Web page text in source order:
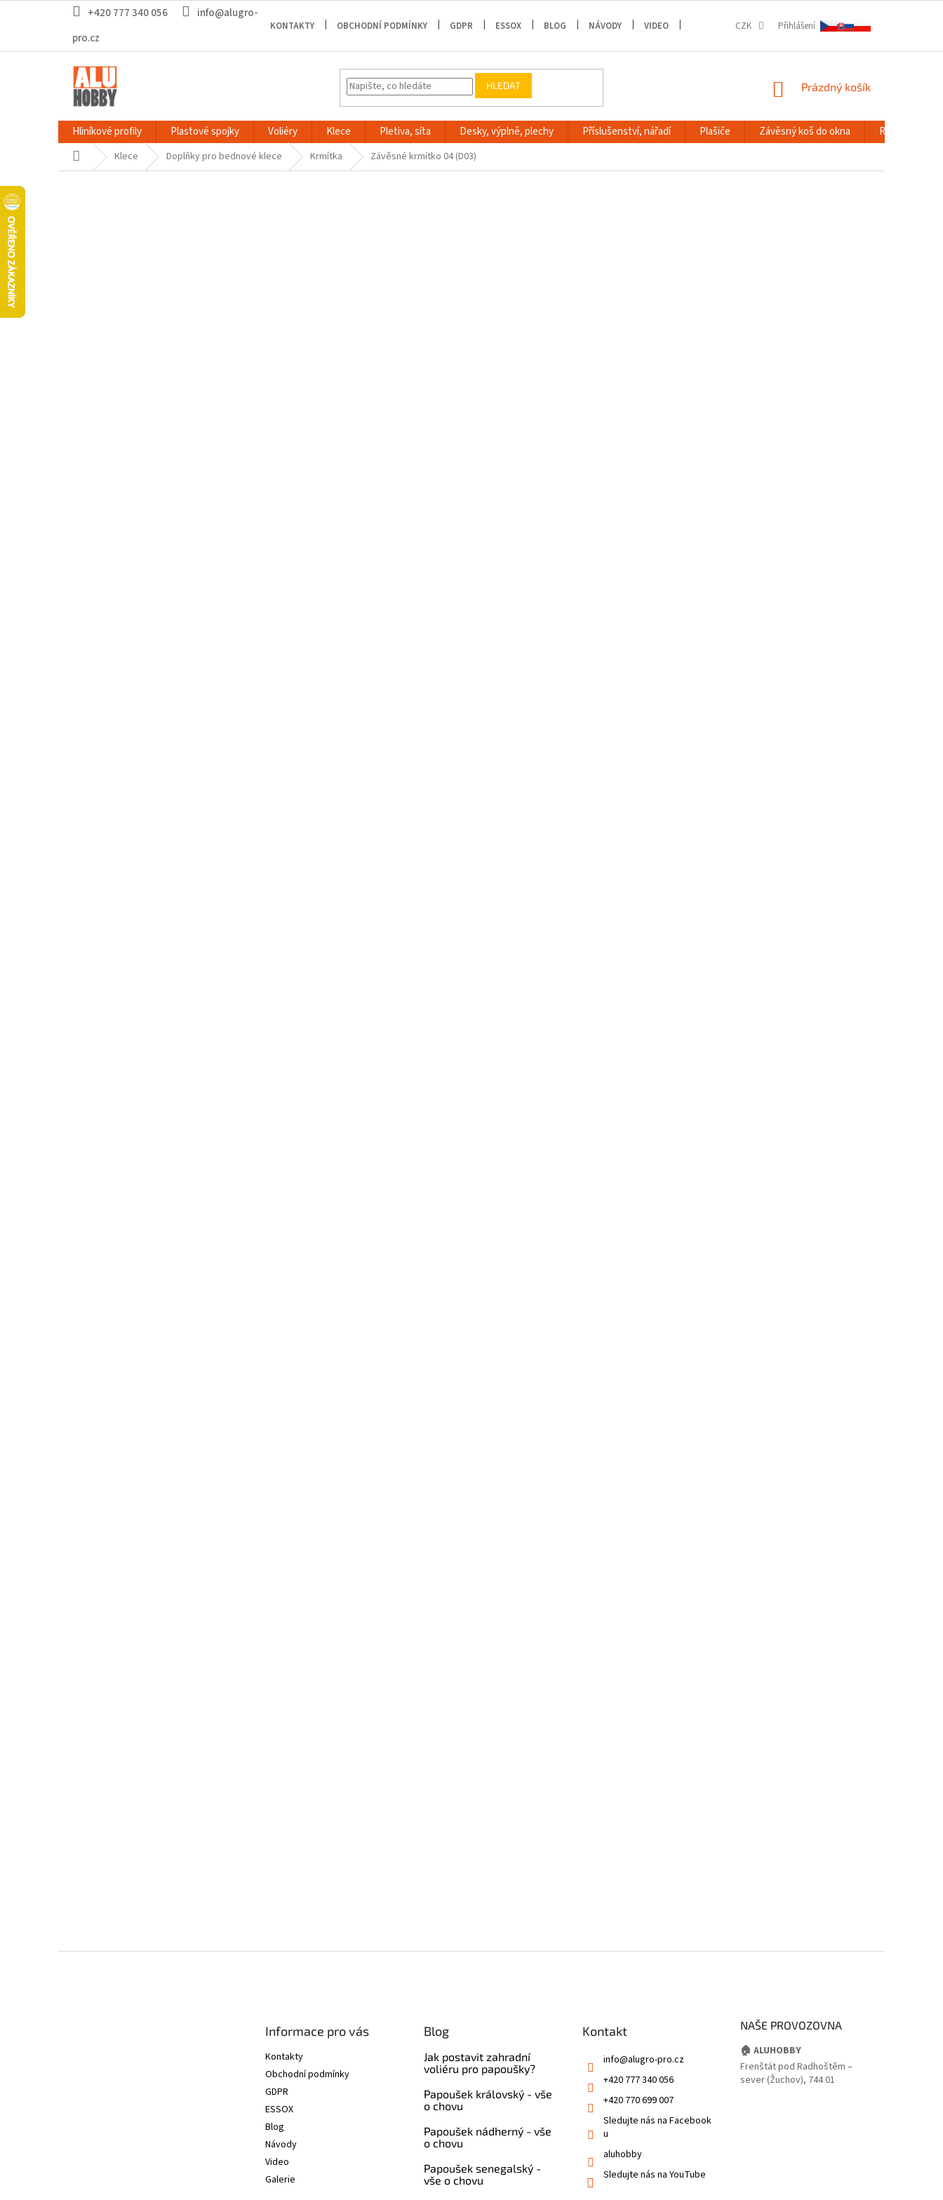
+420 777 340 056
info@alugro-
pro.cz
KONTAKTY OBCHODNÍ PODMÍNKY GDPR ESSOX BLOG NÁVODY VIDEO CZK Přihlášení
HLEDAT
NÁKUPNÍ
Prázdný košík
Hliníkové profily Plastové spojky Voliéry Klece Pletiva, síta Desky, výplně, plechy Příslušenství, nářadí Plašiče Závěsný koš do okna RACK systémy
Domů Klece Doplňky pro bednové klece Krmítka Závěsné krmítko 04 (D03)
Informace pro vás
Kontakty
Obchodní podmínky
GDPR
ESSOX
Blog
Návody
Video
Galerie
Blog
Jak postavit zahradní
voliéru pro papoušky?
Papoušek královský - vše
o chovu
Papoušek nádherný - vše
o chovu
Papoušek senegalský -
vše o chovu
Kontakt
info@alugro-pro.cz
+420 777 340 056
+420 770 699 007
Sledujte nás na Facebook
u
aluhobby
Sledujte nás na YouTube
NAŠE PROVOZOVNA
🏠 ALUHOBBY
Frenštát pod Radhoštěm –
sever (Žuchov), 744 01